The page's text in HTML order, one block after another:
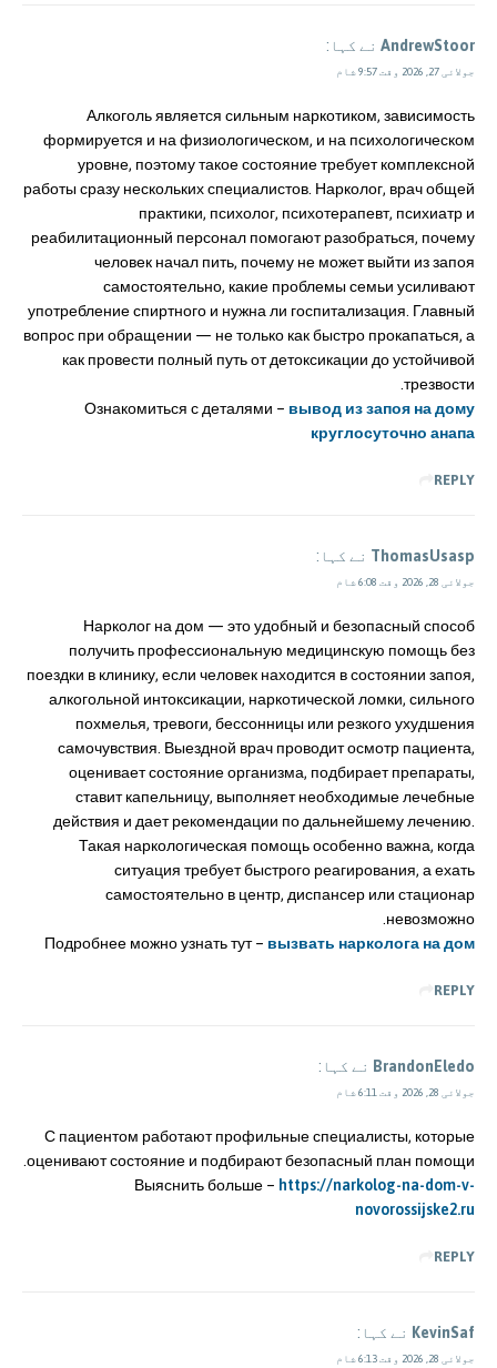
AndrewStoor نے کہا:
جولائی 27, 2026 وقت 9:57 شام
Алкоголь является сильным наркотиком, зависимость
формируется и на физиологическом, и на психологическом
уровне, поэтому такое состояние требует комплексной
работы сразу нескольких специалистов. Нарколог, врач общей
практики, психолог, психотерапевт, психиатр и
реабилитационный персонал помогают разобраться, почему
человек начал пить, почему не может выйти из запоя
самостоятельно, какие проблемы семьи усиливают
употребление спиртного и нужна ли госпитализация. Главный
вопрос при обращении — не только как быстро прокапаться, а
как провести полный путь от детоксикации до устойчивой
трезвости.
Ознакомиться с деталями – вывод из запоя на дому
круглосуточно анапа
REPLY
ThomasUsasp نے کہا:
جولائی 28, 2026 وقت 6:08 شام
Нарколог на дом — это удобный и безопасный способ
получить профессиональную медицинскую помощь без
поездки в клинику, если человек находится в состоянии запоя,
алкогольной интоксикации, наркотической ломки, сильного
похмелья, тревоги, бессонницы или резкого ухудшения
самочувствия. Выездной врач проводит осмотр пациента,
оценивает состояние организма, подбирает препараты,
ставит капельницу, выполняет необходимые лечебные
действия и дает рекомендации по дальнейшему лечению.
Такая наркологическая помощь особенно важна, когда
ситуация требует быстрого реагирования, а ехать
самостоятельно в центр, диспансер или стационар
невозможно.
Подробнее можно узнать тут – вызвать нарколога на дом
REPLY
BrandonEledo نے کہا:
جولائی 28, 2026 وقت 6:11 شام
С пациентом работают профильные специалисты, которые
оценивают состояние и подбирают безопасный план помощи.
Выяснить больше – https://narkolog-na-dom-v-
novorossijske2.ru
REPLY
KevinSaf نے کہا:
جولائی 28, 2026 وقت 6:13 شام